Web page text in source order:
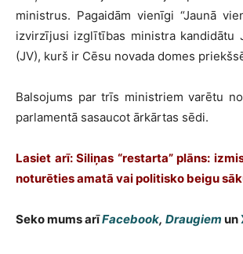
ministrus. Pagaidām vienīgi “Jaunā
izvirzījusi izglītības ministra kandidātu
(JV), kurš ir Cēsu novada domes
Balsojums par trīs ministriem varētu
parlamentā sasaucot ārkārtas sēdi.
Lasiet arī: Siliņas “restarta” plāns:
noturēties amatā vai politisko beigu
Seko mums arīFacebook, Draugiem un